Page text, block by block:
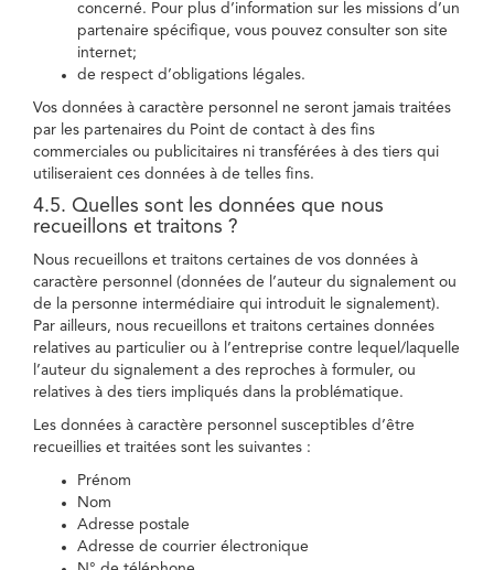
concerné. Pour plus d’information sur les missions d’un
partenaire spécifique, vous pouvez consulter son site
internet;
de respect d’obligations légales.
Vos données à caractère personnel ne seront jamais traitées
par les partenaires du Point de contact à des fins
commerciales ou publicitaires ni transférées à des tiers qui
utiliseraient ces données à de telles fins.
4.5. Quelles sont les données que nous
recueillons et traitons ?
Nous recueillons et traitons certaines de vos données à
caractère personnel (données de l’auteur du signalement ou
de la personne intermédiaire qui introduit le signalement).
Par ailleurs, nous recueillons et traitons certaines données
relatives au particulier ou à l’entreprise contre lequel/laquelle
l’auteur du signalement a des reproches à formuler, ou
relatives à des tiers impliqués dans la problématique.
Les données à caractère personnel susceptibles d’être
recueillies et traitées sont les suivantes :
Prénom
Nom
Adresse postale
Adresse de courrier électronique